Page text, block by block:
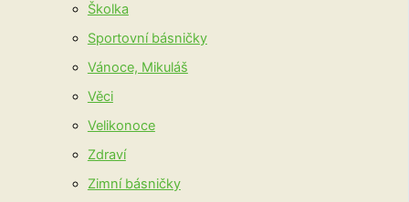
Školka
Sportovní básničky
Vánoce, Mikuláš
Věci
Velikonoce
Zdraví
Zimní básničky